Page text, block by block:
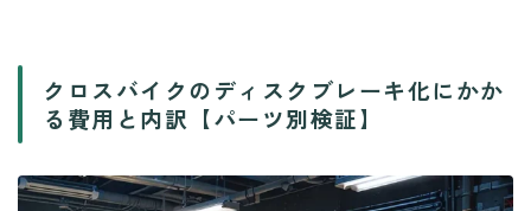
クロスバイクのディスクブレーキ化にかか
る費用と内訳【パーツ別検証】